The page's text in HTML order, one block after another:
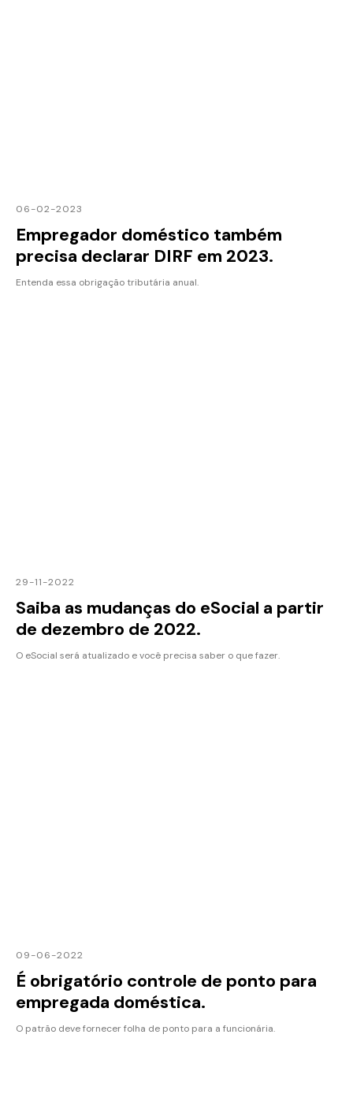
06-02-2023
Empregador doméstico também
precisa declarar DIRF em 2023.
Entenda essa obrigação tributária anual.
29-11-2022
Saiba as mudanças do eSocial a partir
de dezembro de 2022.
O eSocial será atualizado e você precisa saber o que fazer.
09-06-2022
É obrigatório controle de ponto para
empregada doméstica.
O patrão deve fornecer folha de ponto para a funcionária.